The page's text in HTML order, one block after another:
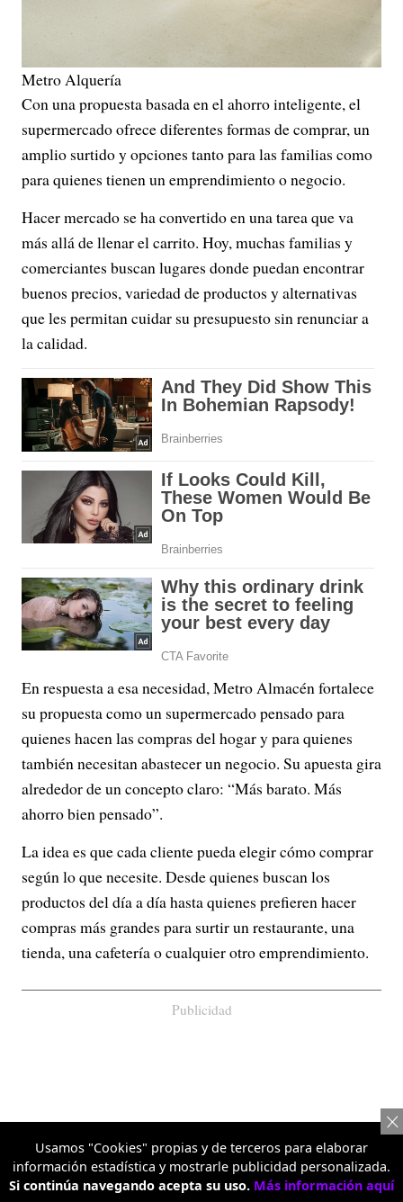
Metro Alquería
Con una propuesta basada en el ahorro inteligente, el
supermercado ofrece diferentes formas de comprar, un
amplio surtido y opciones tanto para las familias como
para quienes tienen un emprendimiento o negocio.
Hacer mercado se ha convertido en una tarea que va
más allá de llenar el carrito. Hoy, muchas familias y
comerciantes buscan lugares donde puedan encontrar
buenos precios, variedad de productos y alternativas
que les permitan cuidar su presupuesto sin renunciar a
la calidad.
En respuesta a esa necesidad, Metro Almacén fortalece
su propuesta como un supermercado pensado para
quienes hacen las compras del hogar y para quienes
también necesitan abastecer un negocio. Su apuesta gira
alrededor de un concepto claro: “Más barato. Más
ahorro bien pensado”.
La idea es que cada cliente pueda elegir cómo comprar
según lo que necesite. Desde quienes buscan los
productos del día a día hasta quienes prefieren hacer
compras más grandes para surtir un restaurante, una
tienda, una cafetería o cualquier otro emprendimiento.
Publicidad
Usamos "Cookies" propias y de terceros para elaborar
información estadística y mostrarle publicidad personalizada.
Si continúa navegando acepta su uso. Más información aquí